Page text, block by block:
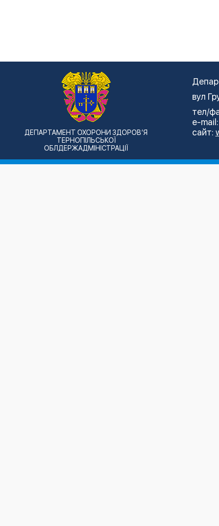
ДЕПАРТАМЕНТ ОХОРОНИ ЗДОРОВ’Я
ТЕРНОПІЛЬСЬКОЇ
ОБЛДЕРЖАДМІНІСТРАЦІЇ
вул
тел/
e-
сайт: